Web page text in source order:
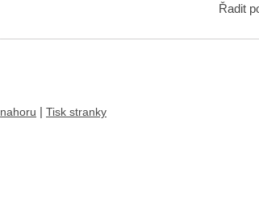
Řadit
nahoru Tisk stranky